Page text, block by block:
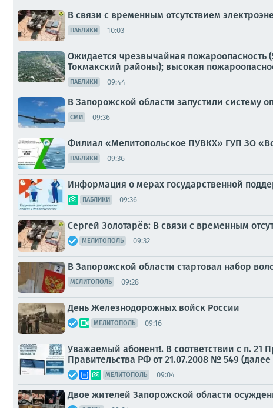
В связи с временным отсутствием
ПАБЛИКИ 10:03
Ожидается чрезвычайная пожароопасность
Токмакский районы); высокая
ПАБЛИКИ 09:44
В Запорожской области запустили систему
СМИ 09:36
Филиал «Мелитопольское ПУВКХ» ГУП ЗО
ПАБЛИКИ 09:36
Информация о мерах государственной
ПАБЛИКИ 09:36
Сергей Золотарёв: В связи с временным
МЕЛИТОПОЛЬ 09:32
В Запорожской области стартовал набор
МЕЛИТОПОЛЬ 09:28
День Железнодорожных войск России
МЕЛИТОПОЛЬ 09:16
Уважаемый абонент!. В соответствии с п. 21
Правительства РФ от 21.07.2008 № 549
МЕЛИТОПОЛЬ 09:04
Двое жителей Запорожской области